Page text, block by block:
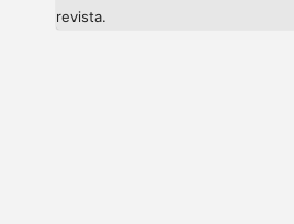
revista.